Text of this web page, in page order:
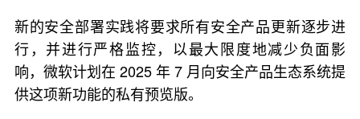
新的安全部署实践将要求所有安全产品更新逐步进
行，并进行严格监控，以最大限度地减少负面影
响，微软计划在 2025 年 7 月向安全产品生态系统提
供这项新功能的私有预览版。